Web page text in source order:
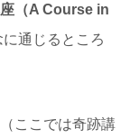
座（A Course in
通じるところ
ここでは奇跡講